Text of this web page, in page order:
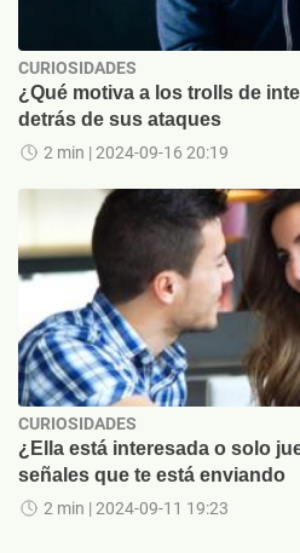
CURIOSIDADES
¿Qué motiva a los trolls de
detrás de sus ataques
2 min | 2024-09-16 20:19
CURIOSIDADES
¿Ella está interesada o solo
señales que te está enviando
2 min | 2024-09-11 19:23